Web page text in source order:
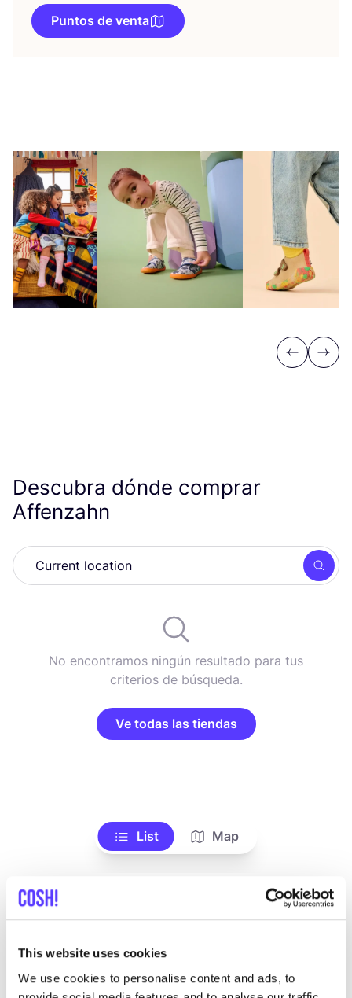
This website uses cookies
We use cookies to personalise content and ads, to
Puntos de venta
Previous
Next
Descubra dónde comprar
Affenzahn
No encontramos ningún resultado para tus
criterios de búsqueda.
Ve todas las tiendas
List Map